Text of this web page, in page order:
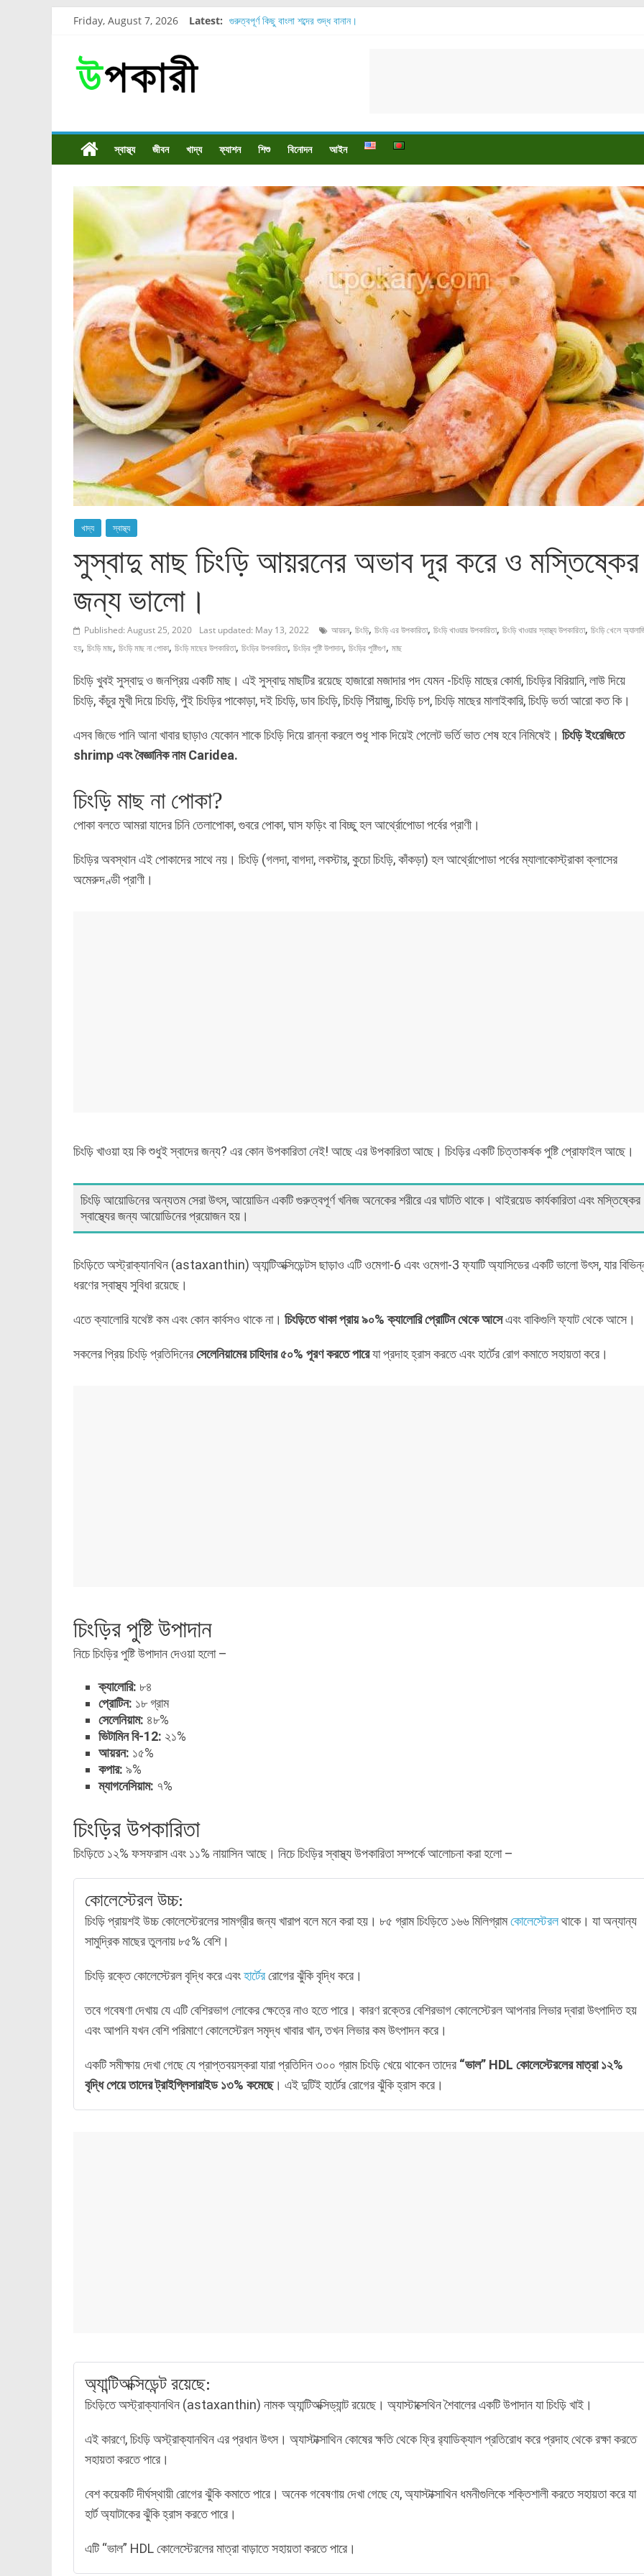
Friday, August 7, 2026 Latest: গুরুত্বপূর্ণ কিছু বাংলা শব্দের শুদ্ধ বানান।
স্বাস্থ্য জীবন খাদ্য ফ্যাশন শিশু বিনোদন আইন
খাদ্য স্বাস্থ্য
সুস্বাদু মাছ চিংড়ি আয়রনের অভাব দূর করে ও মস্তিষ্কের
জন্য ভালো।
Published: August 25, 2020 Last updated: May 13, 2022 আয়রন, চিংড়ি, চিংড়ি এর উপকারিতা, চিংড়ি খাওয়ার উপকারিতা, চিংড়ি খাওয়ার স্বাস্থ্য উপকারিতা, চিংড়ি খেলে
হয়, চিংড়ি মাছ, চিংড়ি মাছ না পোকা, চিংড়ি মাছের উপকারিতা, চিংড়ির উপকারিতা, চিংড়ির পুষ্টি উপাদান, চিংড়ির পুষ্টিগুণ, মাছ
চিংড়ি খুবই সুস্বাদু ও জনপ্রিয় একটি মাছ। এই সুস্বাদু মাছটির রয়েছে হাজারো মজাদার পদ যেমন -চিংড়ি মাছের কোর্মা, চিংড়ির বিরিয়ানি, লাউ দিয়ে
চিংড়ি, কঁচুর মুখী দিয়ে চিংড়ি, পুঁই চিংড়ির পাকোড়া, দই চিংড়ি, ডাব চিংড়ি, চিংড়ি পিঁয়াজু, চিংড়ি চপ, চিংড়ি মাছের মালাইকারি, চিংড়ি ভর্তা আরো কত কি।
এসব জিভে পানি আনা খাবার ছাড়াও যেকোন শাকে চিংড়ি দিয়ে রান্না করলে শুধু শাক দিয়েই পেলেট ভর্তি ভাত শেষ হবে নিমিষেই। চিংড়ি ইংরেজিতে
shrimp এবং বৈজ্ঞানিক নাম Caridea.
চিংড়ি মাছ না পোকা?
পোকা বলতে আমরা যাদের চিনি তেলাপোকা, গুবরে পোকা, ঘাস ফড়িং বা বিচ্ছু হল আর্থ্রোপোডা পর্বের প্রাণী।
চিংড়ির অবস্থান এই পোকাদের সাথে নয়। চিংড়ি (গলদা, বাগদা, লবস্টার, কুচো চিংড়ি, কাঁকড়া) হল আর্থ্রোপোডা পর্বের ম্যালাকোস্ট্রাকা ক্লাসের
অমেরুদণ্ডী প্রাণী।
চিংড়ি খাওয়া হয় কি শুধুই স্বাদের জন্য? এর কোন উপকারিতা নেই! আছে এর উপকারিতা আছে। চিংড়ির একটি চিত্তাকর্ষক পুষ্টি প্রোফাইল আছে।
চিংড়ি আয়োডিনের অন্যতম সেরা উৎস, আয়োডিন একটি গুরুত্বপূর্ণ খনিজ অনেকের শরীরে এর ঘাটতি থাকে। থাইরয়েড কার্যকারিতা এবং মস্তিষ্কের
স্বাস্থ্যের জন্য আয়োডিনের প্রয়োজন হয়।
চিংড়িতে অস্ট্রাক্যানথিন (astaxanthin) অ্যান্টিঅক্সিডেন্টস ছাড়াও এটি ওমেগা-6 এবং ওমেগা-3 ফ্যাটি অ্যাসিডের একটি ভালো উৎস, যার
ধরণের স্বাস্থ্য সুবিধা রয়েছে।
এতে ক্যালোরি যথেষ্ট কম এবং কোন কার্বসও থাকে না। চিংড়িতে থাকা প্রায় ৯০% ক্যালোরি প্রোটিন থেকে আসেএবং বাকিগুলি ফ্যাট থেকে আসে।
সকলের প্রিয় চিংড়ি প্রতিদিনেরসেলেনিয়ামের চাহিদার ৫০% পূরণ করতে পারেযা প্রদাহ হ্রাস করতে এবং হার্টের রোগ কমাতে সহায়তা করে।
চিংড়ির পুষ্টি উপাদান
নিচে চিংড়ির পুষ্টি উপাদান দেওয়া হলো –
ক্যালোরি: ৮৪
প্রোটিন: ১৮ গ্রাম
সেলেনিয়াম: ৪৮%
ভিটামিন বি-12: ২১%
আয়রন: ১৫%
কপার: ৯%
ম্যাগনেসিয়াম: ৭%
চিংড়ির উপকারিতা
চিংড়িতে ১২% ফসফরাস এবং ১১% নায়াসিন আছে। নিচে চিংড়ির স্বাস্থ্য উপকারিতা সম্পর্কে আলোচনা করা হলো –
কোলেস্টেরল উচ্চ:
চিংড়ি প্রায়শই উচ্চ কোলেস্টেরলের সামগ্রীর জন্য খারাপ বলে মনে করা হয়। ৮৫ গ্রাম চিংড়িতে ১৬৬ মিলিগ্রামকোলেস্টেরলথাকে। যা অন্যান্য
সামুদ্রিক মাছের তুলনায় ৮৫% বেশি।
চিংড়ি রক্তে কোলেস্টেরল বৃদ্ধি করে এবংহার্টেররোগের ঝুঁকি বৃদ্ধি করে।
তবে গবেষণা দেখায় যে এটি বেশিরভাগ লোকের ক্ষেত্রে নাও হতে পারে। কারণ রক্তের বেশিরভাগ কোলেস্টেরল আপনার লিভার দ্বারা উৎপাদিত হয়
এবং আপনি যখন বেশি পরিমাণে কোলেস্টেরল সমৃদ্ধ খাবার খান, তখন লিভার কম উৎপাদন করে।
একটি সমীক্ষায় দেখা গেছে যে প্রাপ্তবয়স্করা যারা প্রতিদিন ৩০০ গ্রাম চিংড়ি খেয়ে থাকেন তাদের “ভাল” HDL কোলেস্টেরলের মাত্রা ১২%
বৃদ্ধি পেয়ে তাদের ট্রাইগ্লিসারাইড ১৩% কমেছে। এই দুটিই হার্টের রোগের ঝুঁকি হ্রাস করে।
অ্যান্টিঅক্সিডেন্ট রয়েছে:
চিংড়িতে অস্ট্রাক্যানথিন (astaxanthin) নামক অ্যান্টিঅক্সিড্যান্ট রয়েছে। অ্যাস্টাক্সেথিন শৈবালের একটি উপাদান যা চিংড়ি খাই।
এই কারণে, চিংড়ি অস্ট্রাক্যানথিন এর প্রধান উৎস। অ্যাস্টাক্সাথিন কোষের ক্ষতি থেকে ফ্রি র‌্যাডিক্যাল প্রতিরোধ করে প্রদাহ থেকে রক্ষা করতে
সহায়তা করতে পারে।
বেশ কয়েকটি দীর্ঘস্থায়ী রোগের ঝুঁকি কমাতে পারে। অনেক গবেষণায় দেখা গেছে যে, অ্যাস্টাক্সাথিন ধমনীগুলিকে শক্তিশালী করতে সহায়তা করে যা
হার্ট অ্যাটাকের ঝুঁকি হ্রাস করতে পারে।
এটি “ভাল” HDL কোলেস্টেরলের মাত্রা বাড়াতে সহায়তা করতে পারে।